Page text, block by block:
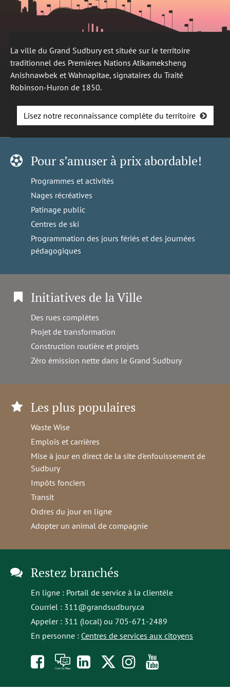
La ville du Grand Sudbury est située sur le territoire
traditionnel des Premières Nations Atikameksheng
Anishnawbek et Wahnapitae, signataires du Traité
Robinson-Huron de 1850.
Lisez notre reconnaissance complète du territoire
Pour s’amuser à prix abordable!
Programmes et activités
Nages récréatives
Patinage public
Centres de ski
Programmation des jours fériés et des journées
pédagogiques
Initiatives de la Ville
Des rues complètes
Projet de transformation
Construction routière et projets
Zéro émission nette dans le Grand Sudbury
Les plus populaires
Waste Wise
Emplois et carrières
Mise à jour en direct de la site d'enfouissement de
Sudbury
Impôts fonciers
Transit
Ordres du jour en ligne
Adopter un animal de compagnie
Restez branchés
En ligne : Portail de service à la clientèle
Courriel : 311@grandsudbury.ca
Appeler : 311 (local) ou 705-671-2489
En personne : Centres de services aux citoyens
Like
us
À
toi
opens
in
Follow
us
Follow
us to